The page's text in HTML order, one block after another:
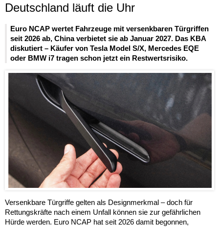
Deutschland läuft die Uhr
Euro NCAP wertet Fahrzeuge mit versenkbaren Türgriffen
seit 2026 ab, China verbietet sie ab Januar 2027. Das KBA
diskutiert – Käufer von Tesla Model S/X, Mercedes EQE
oder BMW i7 tragen schon jetzt ein Restwertsrisiko.
Versenkbare Türgriffe gelten als Designmerkmal – doch für
Rettungskräfte nach einem Unfall können sie zur gefährlichen
Hürde werden. Euro NCAP hat seit 2026 damit begonnen,